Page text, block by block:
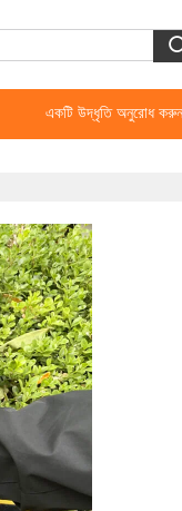
একটি উদ্ধৃতি অনুরোধ করুন